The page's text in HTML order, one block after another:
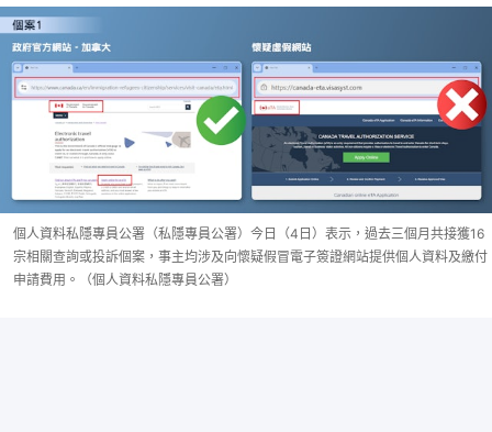
個人資料私隱專員公署（私隱專員公署）今日（4日）表示，過去三個月共接獲16
宗相關查詢或投訴個案，事主均涉及向懷疑假冒電子簽證網站提供個人資料及繳付
申請費用。（個人資料私隱專員公署）